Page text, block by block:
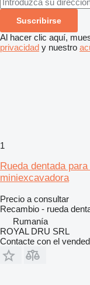
Suscribirse
Al hacer clic aquí,
privacidad y nuestro
1
Rueda dentada
miniexcavadora
Precio a consultar
Recambio - rueda
Rumanía
ROYAL DRU SRL
Contacte con el